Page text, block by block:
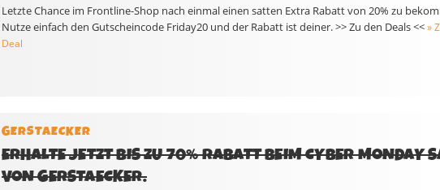
Letzte Chance im Frontline-Shop nach einmal einen satten Extra Rabatt von 20% zu
Nutze einfach den Gutscheincode Friday20 und der Rabatt ist deiner. >> Zu den Deals << »
Deal
GERSTAECKER
ERHALTE JETZT BIS ZU 70% RABATT BEIM CYBER MONDAY
VON GERSTAECKER.